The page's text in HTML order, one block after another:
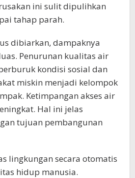
ini sulit dipulihkan
tahap parah.
dibiarkan, dampaknya
Penurunan kualitas air
kondisi sosial dan
miskin menjadi kelompok
Ketimpangan akses air
Hal ini jelas
tujuan pembangunan
lingkungan secara otomatis
hidup manusia.